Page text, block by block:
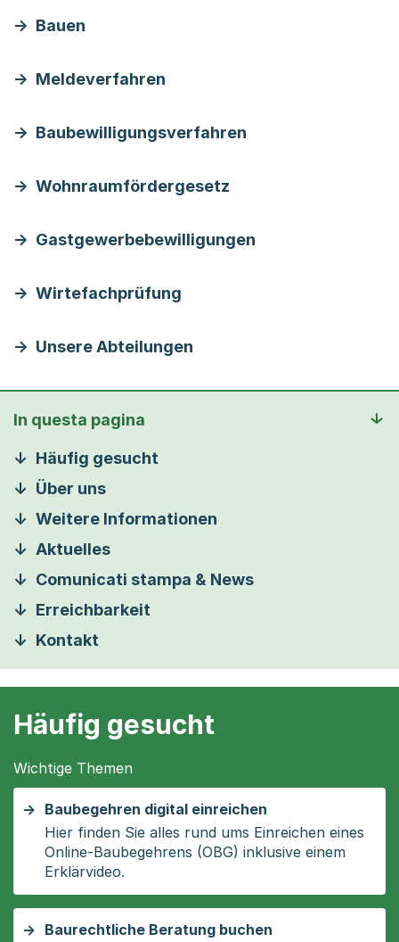
Bauen
Meldeverfahren
Baubewilligungsverfahren
Wohnraumfördergesetz
Gastgewerbebewilligungen
Wirtefachprüfung
Unsere Abteilungen
In questa pagina
Häufig gesucht
Über uns
Weitere Informationen
Aktuelles
Comunicati stampa & News
Erreichbarkeit
Kontakt
Häufig gesucht
Wichtige Themen
Baubegehren digital einreichen
Hier finden Sie alles rund ums Einreichen eines
Online-Baubegehrens (OBG) inklusive einem
Erklärvideo.
Baurechtliche Beratung buchen